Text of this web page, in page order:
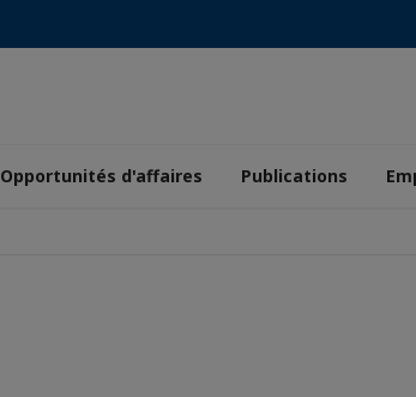
Opportunités d'affaires Publications